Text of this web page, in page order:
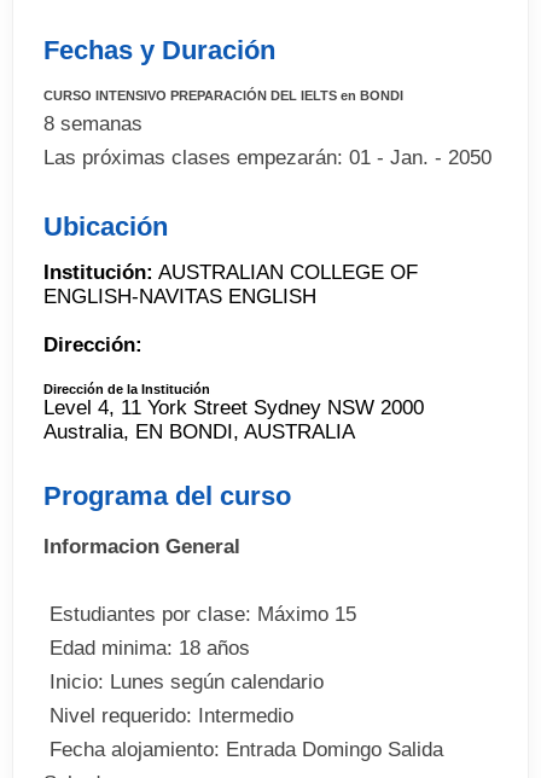
Fechas y Duración
CURSO INTENSIVO PREPARACIÓN DEL IELTS en BONDI
8 semanas
Las próximas clases empezarán: 01 - Jan. - 2050
Ubicación
Institución: AUSTRALIAN COLLEGE OF
ENGLISH-NAVITAS ENGLISH
Dirección:
Dirección de la Institución
Level 4, 11 York Street Sydney NSW 2000
Australia, EN BONDI, AUSTRALIA
Programa del curso
Informacion General
 Estudiantes por clase: Máximo 15
 Edad minima: 18 años
 Inicio: Lunes según calendario
 Nivel requerido: Intermedio
 Fecha alojamiento: Entrada Domingo Salida